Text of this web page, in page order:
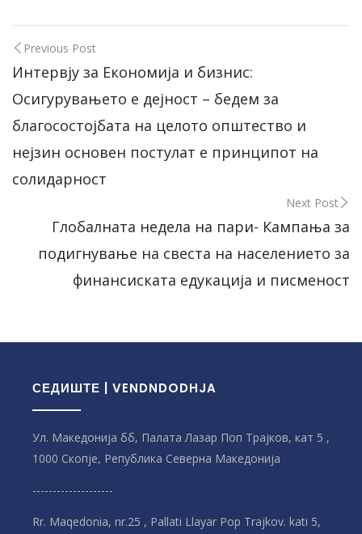
Previous Post
Интервју за Економија и бизнис:
Осигурувањето е дејност – бедем за
благосостојбата на целото општество и
нејзин основен постулат е принципот на
солидарност
Next Post
Глобалната недела на пари- Кампања за
подигнување на свеста на населението за
финансиската едукација и писменост
СЕДИШТЕ | VENDNDODHJA
Ул. Македонија бб, Палата Лазар Поп Трајков, кат 5 ,
1000 Скопје, Република Северна Македонијa
--------------------
Rr. Maqedonia, nr.25 , Pallati Llayar Pop Trajkov. kati 5,